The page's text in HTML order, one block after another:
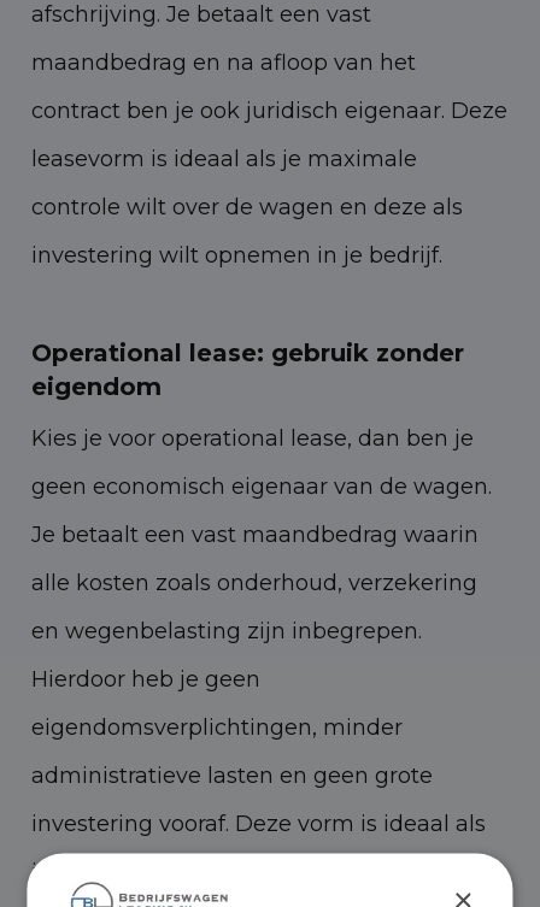
afschrijving. Je betaalt een vast
maandbedrag en na afloop van het
contract ben je ook juridisch eigenaar. Deze
leasevorm is ideaal als je maximale
controle wilt over de wagen en deze als
investering wilt opnemen in je bedrijf.
Operational lease: gebruik zonder
eigendom
Kies je voor operational lease, dan ben je
geen economisch eigenaar van de wagen.
Je betaalt een vast maandbedrag waarin
alle kosten zoals onderhoud, verzekering
en wegenbelasting zijn inbegrepen.
Hierdoor heb je geen
eigendomsverplichtingen, minder
administratieve lasten en geen grote
investering vooraf. Deze vorm is ideaal als
je flexibiliteit wilt en liever geen eigendom
×